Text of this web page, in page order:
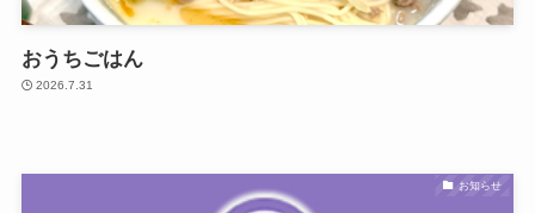
おうちごはん
2026.7.31
お知らせ